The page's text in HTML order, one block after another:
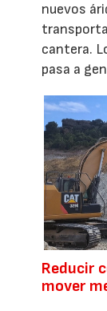
nuevos
cantera.
pasa a
Reducir
mover